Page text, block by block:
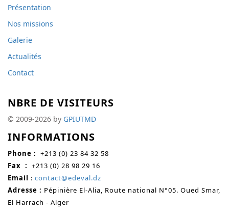
Présentation
Nos missions
Galerie
Actualités
Contact
NBRE DE VISITEURS
© 2009-2026 by GPIUTMD
INFORMATIONS
Phone : +213 (0) 23 84 32 58
Fax : +213 (0) 28 98 29 16
Email : contact@edeval.dz
Adresse : Pépinière El-Alia, Route national N°05. Oued Smar,
El Harrach - Alger